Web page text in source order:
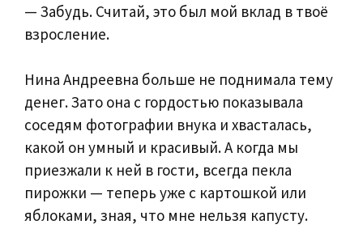
— Забудь. Считай, это был мой вклад в твоё
взросление.
Нина Андреевна больше не поднимала тему
денег. Зато она с гордостью показывала
соседям фотографии внука и хвасталась,
какой он умный и красивый. А когда мы
приезжали к ней в гости, всегда пекла
пирожки — теперь уже с картошкой или
яблоками, зная, что мне нельзя капусту.